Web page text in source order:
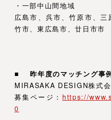
・一部中山間地域
広島市、呉市、竹原市、
竹市、東広島市、廿日市市
■昨年度のマッチング事
MIRASAKA DESIGN株式
募集ページ： https://
0